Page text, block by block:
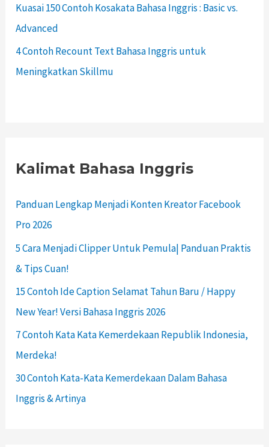
Kuasai 150 Contoh Kosakata Bahasa Inggris : Basic vs.
Advanced
4 Contoh Recount Text Bahasa Inggris untuk
Meningkatkan Skillmu
Kalimat Bahasa Inggris
Panduan Lengkap Menjadi Konten Kreator Facebook
Pro 2026
5 Cara Menjadi Clipper Untuk Pemula| Panduan Praktis
& Tips Cuan!
15 Contoh Ide Caption Selamat Tahun Baru / Happy
New Year! Versi Bahasa Inggris 2026
7 Contoh Kata Kata Kemerdekaan Republik Indonesia,
Merdeka!
30 Contoh Kata-Kata Kemerdekaan Dalam Bahasa
Inggris & Artinya